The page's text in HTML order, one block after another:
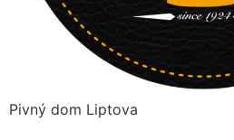
Pivný dom Liptova